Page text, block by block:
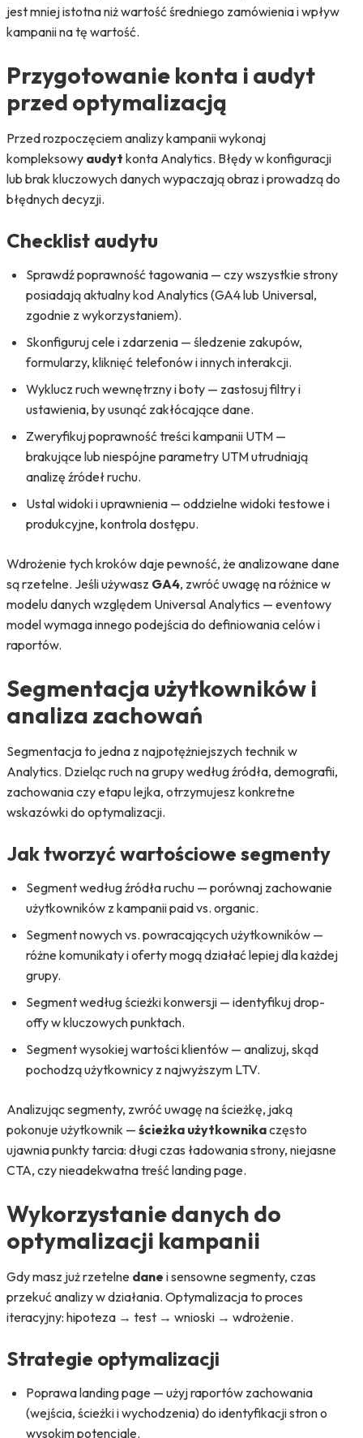
jest mniej istotna niż wartość średniego zamówienia i wpływ
kampanii na tę wartość.
Przygotowanie konta i audyt
przed optymalizacją
Przed rozpoczęciem analizy kampanii wykonaj
kompleksowy audyt konta Analytics. Błędy w konfiguracji
lub brak kluczowych danych wypaczają obraz i prowadzą do
błędnych decyzji.
Checklist audytu
Sprawdź poprawność tagowania — czy wszystkie strony
posiadają aktualny kod Analytics (GA4 lub Universal,
zgodnie z wykorzystaniem).
Skonfiguruj cele i zdarzenia — śledzenie zakupów,
formularzy, kliknięć telefonów i innych interakcji.
Wyklucz ruch wewnętrzny i boty — zastosuj filtry i
ustawienia, by usunąć zakłócające dane.
Zweryfikuj poprawność treści kampanii UTM —
brakujące lub niespójne parametry UTM utrudniają
analizę źródeł ruchu.
Ustal widoki i uprawnienia — oddzielne widoki testowe i
produkcyjne, kontrola dostępu.
Wdrożenie tych kroków daje pewność, że analizowane dane
są rzetelne. Jeśli używasz GA4, zwróć uwagę na różnice w
modelu danych względem Universal Analytics — eventowy
model wymaga innego podejścia do definiowania celów i
raportów.
Segmentacja użytkowników i
analiza zachowań
Segmentacja to jedna z najpotężniejszych technik w
Analytics. Dzieląc ruch na grupy według źródła, demografii,
zachowania czy etapu lejka, otrzymujesz konkretne
wskazówki do optymalizacji.
Jak tworzyć wartościowe segmenty
Segment według źródła ruchu — porównaj zachowanie
użytkowników z kampanii paid vs. organic.
Segment nowych vs. powracających użytkowników —
różne komunikaty i oferty mogą działać lepiej dla każdej
grupy.
Segment według ścieżki konwersji — identyfikuj drop-
offy w kluczowych punktach.
Segment wysokiej wartości klientów — analizuj, skąd
pochodzą użytkownicy z najwyższym LTV.
Analizując segmenty, zwróć uwagę na ścieżkę, jaką
pokonuje użytkownik — ścieżka użytkownikaczęsto
ujawnia punkty tarcia: długi czas ładowania strony, niejasne
CTA, czy nieadekwatna treść landing page.
Wykorzystanie danych do
optymalizacji kampanii
Gdy masz już rzetelne dane i sensowne segmenty, czas
przekuć analizy w działania. Optymalizacja to proces
iteracyjny: hipoteza → test → wnioski → wdrożenie.
Strategie optymalizacji
Poprawa landing page — użyj raportów zachowania
(wejścia, ścieżki i wychodzenia) do identyfikacji stron o
wysokim potencjale.